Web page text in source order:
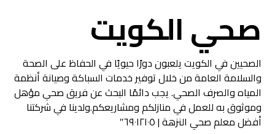
صحي الكويت
الصحيين في الكويت يلعبون دورًا حيويًا في الحفاظ على الصحة
والسلامة العامة من خلال توفير خدمات السباكة وصيانة أنظمة
المياه والصرف الصحي. يجب دائمًا البحث عن فريق صحي مؤهل
وموثوق به للعمل في منازلكم ومشاريعكم.ولدينا في شركتنا
أفضل معلم صحي النزهة | ٦٩٠١٢١٠٥″